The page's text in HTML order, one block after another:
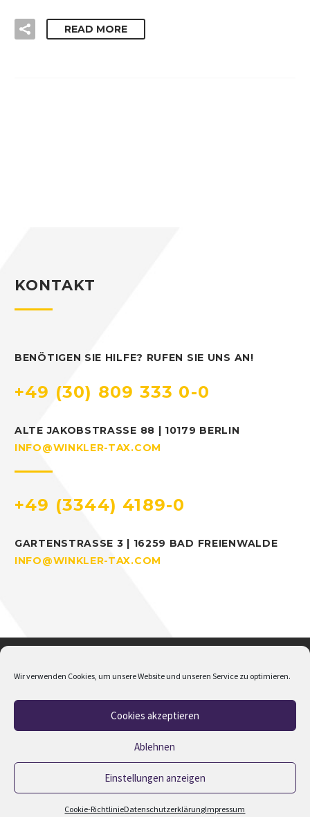
Wir verwenden Cookies, um unsere Website und unseren Service zu optimieren.
Cookies akzeptieren
Ablehnen
Einstellungen anzeigen
Cookie-RichtlinieDatenschutzerklärungImpressum
READ MORE
KONTAKT
BENÖTIGEN SIE HILFE? RUFEN SIE UNS AN!
+49 (30) 809 333 0-0
ALTE JAKOBSTRASSE 88 | 10179 BERLIN
INFO@WINKLER-TAX.COM
+49 (3344) 4189-0
GARTENSTRASSE 3 | 16259 BAD FREIENWALDE
INFO@WINKLER-TAX.COM
Datenschutz
2023 © Copyrights M.Winkler